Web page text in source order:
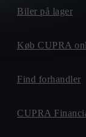
Biler på lager
Køb CUPRA
Find forhandler
CUPRA